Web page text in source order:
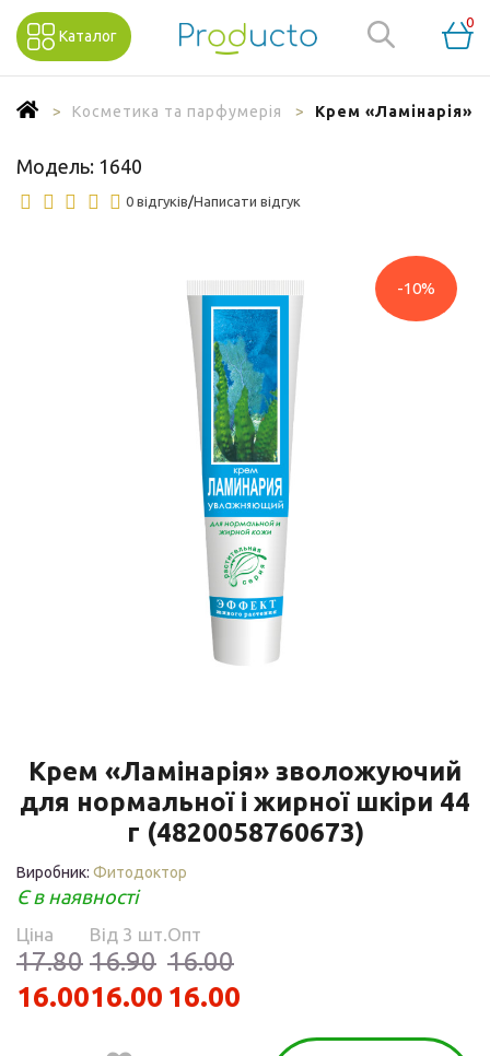
Каталог
0
Косметика та парфумерія Крем «Ламінарія»
Модель: 1640
0 відгуків/Написати відгук
-10%
Крем «Ламінарія» зволожуючий
для нормальної і жирної шкіри 44
г (4820058760673)
Виробник: Фитодоктор
Є в наявності
Ціна
17.80
16.00
Від 3 шт.
16.90
16.00
Опт
16.00
16.00